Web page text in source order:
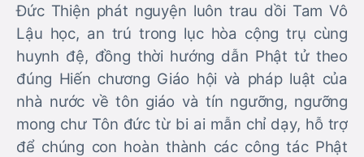
Đức Thiện phát nguyện luôn trau dồi Tam Vô
Lậu học, an trú trong lục hòa cộng trụ cùng
huynh đệ, đồng thời hướng dẫn Phật tử theo
đúng Hiến chương Giáo hội và pháp luật của
nhà nước về tôn giáo và tín ngưỡng, ngưỡng
mong chư Tôn đức từ bi ai mẫn chỉ dạy, hỗ trợ
để chúng con hoàn thành các công tác Phật